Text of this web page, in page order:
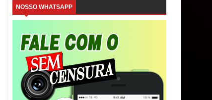
NOSSO WHATSAPP